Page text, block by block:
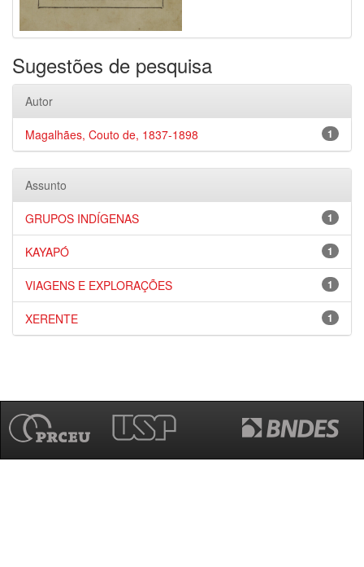
Sugestões de pesquisa
Autor
1
Magalhães, Couto de, 1837-1898
Assunto
1
GRUPOS INDÍGENAS
1
KAYAPÓ
1
VIAGENS E EXPLORAÇÕES
1
XERENTE